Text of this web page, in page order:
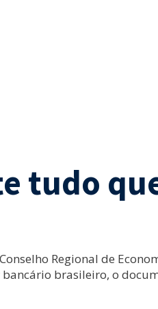
tudo
Regional de
brasileiro, o